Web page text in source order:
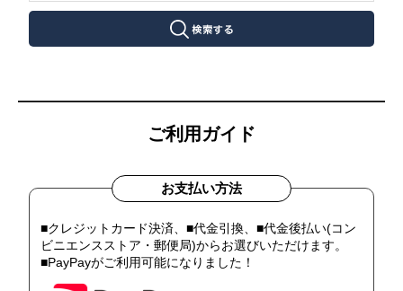
ご利用ガイド
お支払い方法
■クレジットカード決済、■代金引換、■代金後払い(コン
ビニエンスストア・郵便局)からお選びいただけます。
■PayPayがご利用可能になりました！